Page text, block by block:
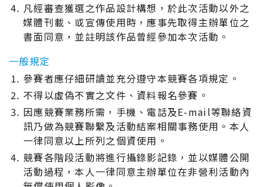
凡經審查獲選之作品設計構想，於此次活動以外之
媒體刊載、或宣傳使用時，應事先取得主辦單位之
書面同意，並註明該作品曾經參加本次活動。
一般規定
參賽者應仔細研讀並充分遵守本競賽各項規定。
不得以虛偽不實之文件、資料報名參賽。
因應競賽業務所需，手機、電話及E-mail等聯絡資
訊乃做為競賽聯繫及活動結案相關事務使用。本人
一律同意以上所列之個資使用。
競賽各階段活動將進行攝錄影記錄，並以媒體公開
活動過程，本人一律同意主辦單位在非營利活動內